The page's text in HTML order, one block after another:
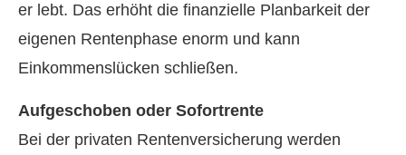
er lebt. Das erhöht die finanzielle Planbarkeit der
eigenen Rentenphase enorm und kann
Einkommenslücken schließen.
Aufgeschoben oder Sofortrente
Bei der privaten Rentenversicherung werden